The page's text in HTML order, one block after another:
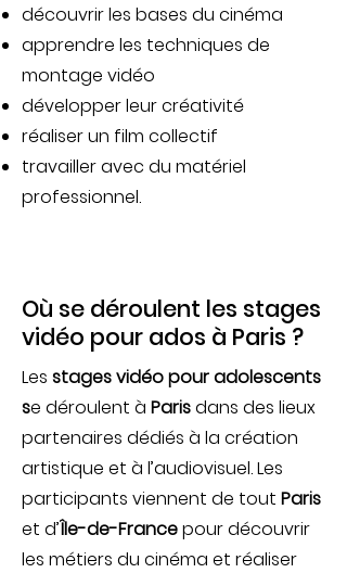
découvrir les bases du cinéma
apprendre les techniques de
montage vidéo
développer leur créativité
réaliser un film collectif
travailler avec du matériel
professionnel.
Où se déroulent les stages
vidéo pour ados à Paris ?
Les stages vidéo pour adolescents
se déroulent à Parisdans des lieux
partenaires dédiés à la création
artistique et à l’audiovisuel. Les
participants viennent de tout Paris
et d’Île-de-Francepour découvrir
les métiers du cinéma et réaliser